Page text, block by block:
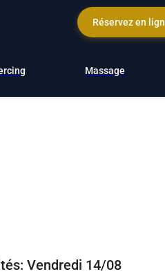
Réservez en
Massage
Vendredi 14/08